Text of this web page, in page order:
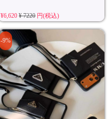
¥6,620¥ 7220円(税込)
-9%